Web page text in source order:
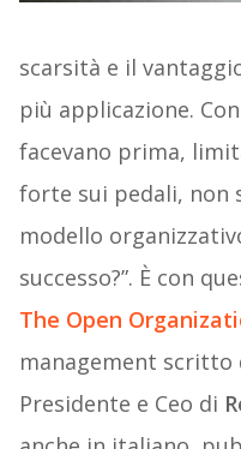
scarsità e il
più applicazione.
facevano prima,
forte sui pedali, non
modello
successo?”. È con
The Open
management scritto
Presidente e Ceo di